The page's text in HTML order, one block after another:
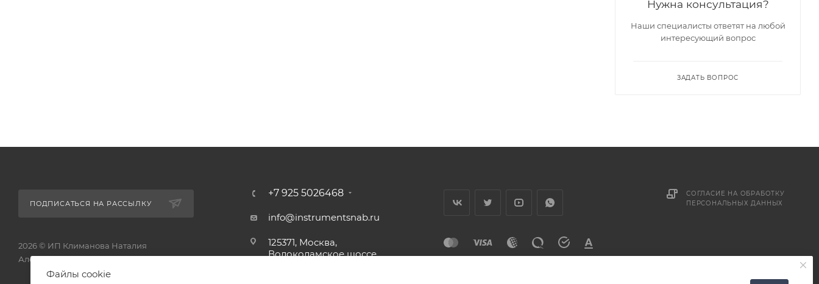
Нужна консультация?
Наши специалисты ответят на любой
интересующий вопрос
ЗАДАТЬ ВОПРОС
ПОДПИСАТЬСЯ НА РАССЫЛКУ
2026 © ИП Климанова Наталия
Александровна - интернет-магазин
+7 925 5026468
info@instrumentsnab.ru
125371, Москва,
Волоколамское шоссе,
СОГЛАСИЕ НА ОБРАБОТКУ
ПЕРСОНАЛЬНЫХ ДАННЫХ
Файлы cookie